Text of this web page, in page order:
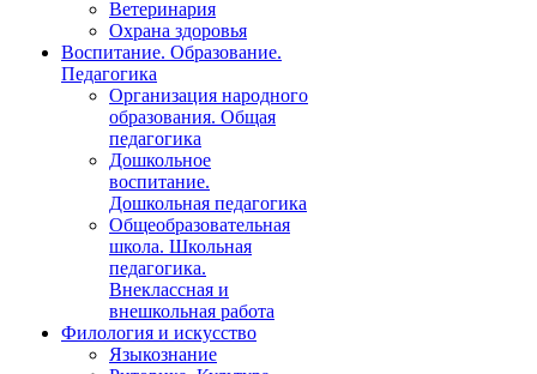
Ветеринария
Охрана здоровья
Воспитание. Образование.
Педагогика
Организация народного
образования. Общая
педагогика
Дошкольное
воспитание.
Дошкольная педагогика
Общеобразовательная
школа. Школьная
педагогика.
Внеклассная и
внешкольная работа
Филология и искусство
Языкознание